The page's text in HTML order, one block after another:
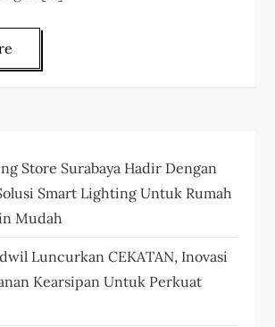
Store Surabaya Hadir Dengan
Smart Lighting Untuk Rumah
Mudah
Luncurkan CEKATAN, Inovasi
Kearsipan Untuk Perkuat